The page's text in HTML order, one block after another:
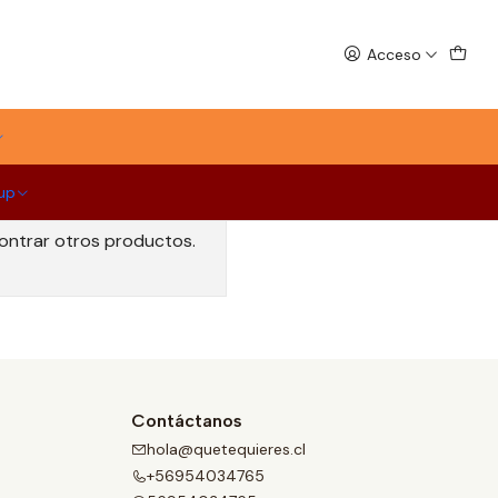
Acceso
otros productos.
Contáctanos
hola@quetequieres.cl
+56954034765